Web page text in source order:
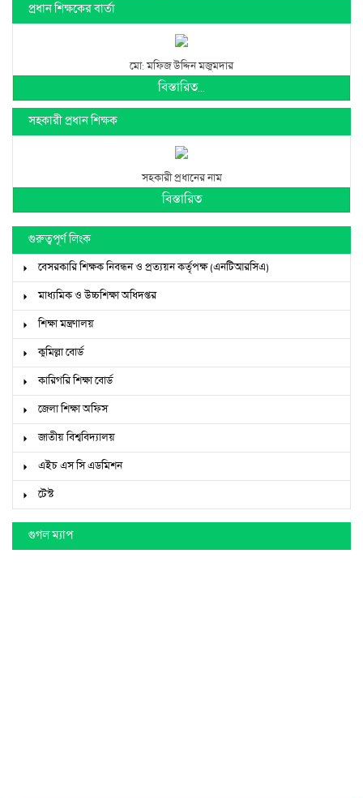
প্রধান শিক্ষকের বার্তা
মো: মফিজ উদ্দিন মজুমদার
বিস্তারিত...
সহকারী প্রধান শিক্ষক
সহকারী প্রধানের নাম
বিস্তারিত
গুরুত্বপূর্ণ লিংক
বেসরকারি শিক্ষক নিবন্ধন ও প্রত্যয়ন কর্তৃপক্ষ (এনটিআরসিএ)
মাধ্যমিক ও উচ্চশিক্ষা অধিদপ্তর
শিক্ষা মন্ত্রণালয়
কুমিল্লা বোর্ড
কারিগরি শিক্ষা বোর্ড
জেলা শিক্ষা অফিস
জাতীয় বিশ্ববিদ্যালয়
এইচ এস সি এডমিশন
টেস্ট
গুগল ম্যাপ